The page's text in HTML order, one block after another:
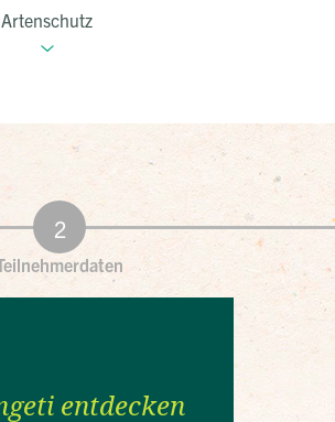
Artenschutz